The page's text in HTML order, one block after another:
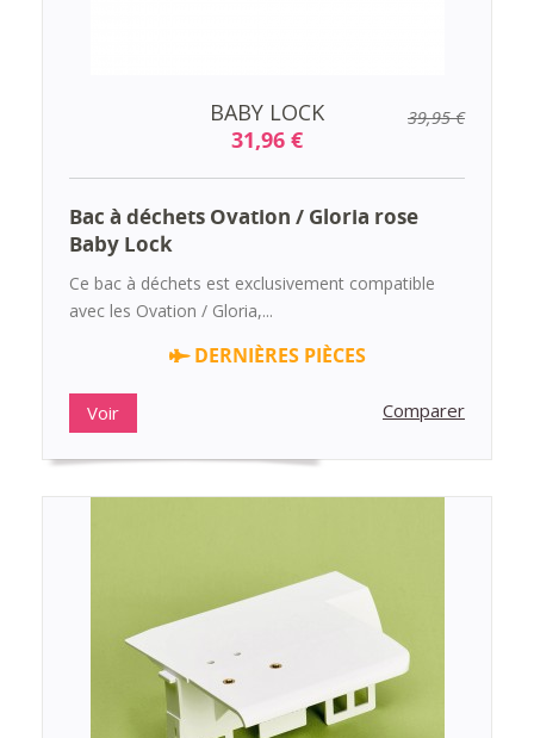
BABY LOCK
31,96 €
39,95 €
Bac à déchets Ovation / Gloria rose
Baby Lock
Ce bac à déchets est exclusivement compatible
avec les Ovation / Gloria,...
DERNIÈRES PIÈCES
Voir Comparer